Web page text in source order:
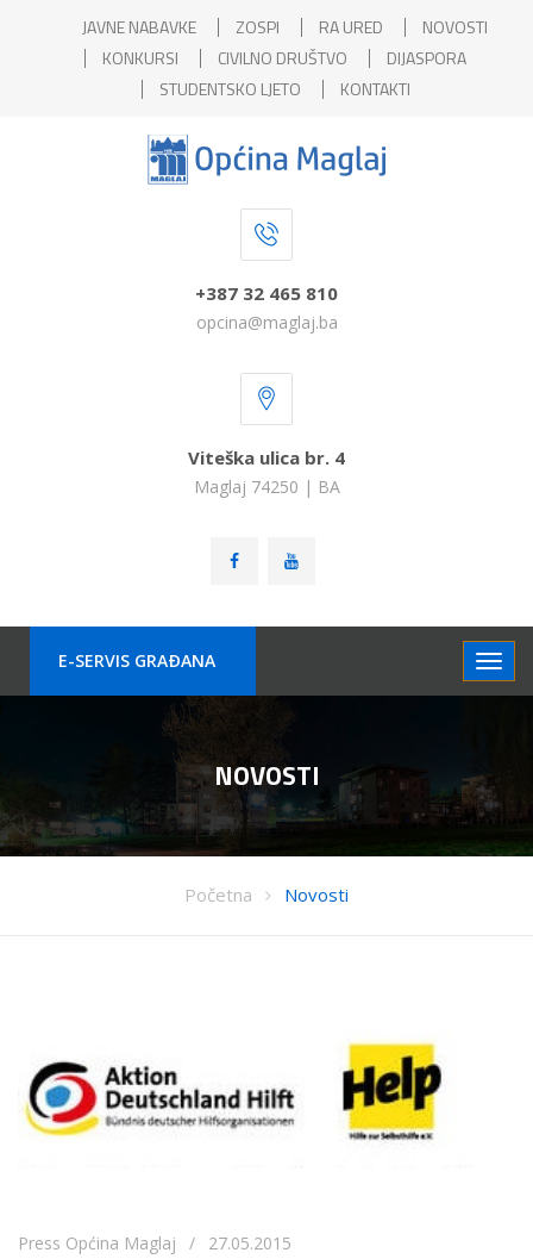
JAVNE NABAVKE ZOSPI RA URED
NOVOSTI
KONKURSI
CIVILNO DRUŠTVO
DIJASPORA
STUDENTSKO LJETO
KONTAKTI
+387 32 465 810
opcina@maglaj.ba
Viteška ulica br. 4
Maglaj 74250 | BA
E-SERVIS GRAÐANA
NOVOSTI
Početna Novosti
Press Općina Maglaj / 27.05.2015